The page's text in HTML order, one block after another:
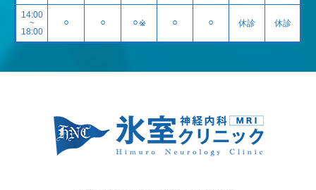
14:00
~
18:00
⚪︎ ⚪︎ ⚪︎※ ⚪︎ ⚪︎ 休診 休診